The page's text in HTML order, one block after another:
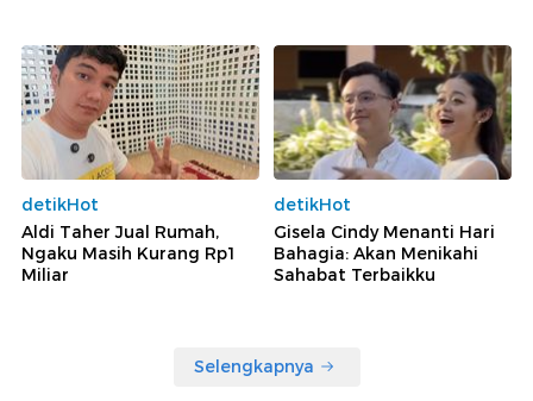
detikHot
Aldi Taher Jual Rumah,
Ngaku Masih Kurang Rp1
Miliar
detikHot
Gisela Cindy Menanti Hari
Bahagia: Akan Menikahi
Sahabat Terbaikku
Selengkapnya